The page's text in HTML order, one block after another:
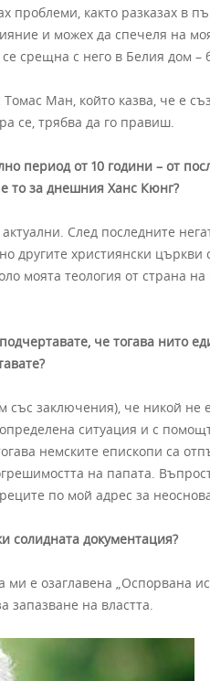
както разказах в
и можех да спечеля на
срещна с него в Белия дом –
Ман, който казва, че е
се, трябва да го правиш.
период от 10 години – от
то за днешния Ханс Кюнг?
След последните
другите християнски църкви
моята теология от страна
че тогава нито
заключения), че никой не
ситуация и с
немските епископи са
на папата.
по мой адрес за
солидната документация?
е озаглавена „Оспорвана
запазване на властта.